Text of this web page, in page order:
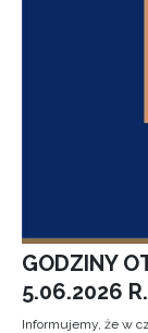
GODZINY
5.06.2026 R.
Informujemy, że w